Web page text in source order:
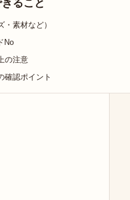
ること
素材など）
No
の注意
確認ポイント